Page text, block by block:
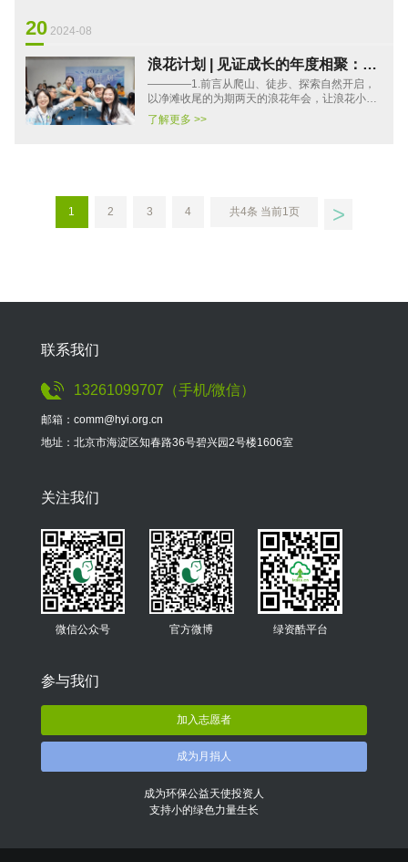
20 2024-08
浪花计划 | 见证成长的年度相聚：
2024年浪花计划学员社群年度会议
回顾
————1.前言从爬山、徒步、探索自然开启，
以净滩收尾的为期两天的浪花年会，让浪花小伙
伴们在美丽的珠海北京师范大学校园相聚，一起
开心度过有趣、有料的两···
了解更多 >>
1 2 3 4 共4条 当前1页 >
联系我们
13261099707（手机/微信）
邮箱：comm@hyi.org.cn
地址：北京市海淀区知春路36号碧兴园2号楼1606室
关注我们
微信公众号 官方微博 绿资酷平台
参与我们
加入志愿者
成为月捐人
成为环保公益天使投资人
支持小的绿色力量生长